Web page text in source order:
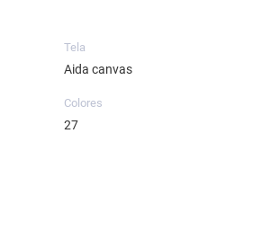
Tela
Aida canvas
Colores
27